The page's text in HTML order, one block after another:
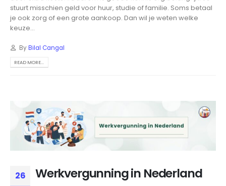
stuurt misschien geld voor huur, studie of familie. Soms betaal
je ook zorg of een grote aankoop. Dan wil je weten welke
keuze...
ByBilal Cangal
READ MORE...
26 Werkvergunning in Nederland